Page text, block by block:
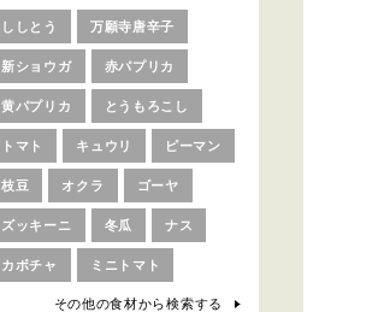
ししとう 万願寺唐辛子
新ショウガ 赤パプリカ
黄パプリカ とうもろこし
トマト キュウリ ピーマン
枝豆 オクラ ゴーヤ
ズッキーニ 冬瓜 ナス
カボチャ ミニトマト
その他の食材から検索する